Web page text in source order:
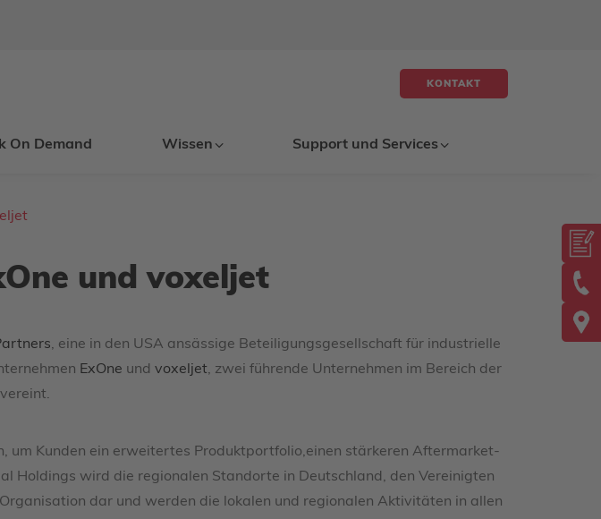
On Demand Wissen Support und Services
KONTAKT
und voxeljet
, eine in den USA ansässige Beteiligungsgesellschaft für industrielle
ExOne und voxeljet, zwei führende Unternehmen im Bereich der
um Kunden ein erweitertes Produktportfolio,einen stärkeren Aftermarket-
Holdings wird die regionalen Standorte in Deutschland, den Vereinigten
dar und werden die lokalen und regionalen Aktivitäten in allen